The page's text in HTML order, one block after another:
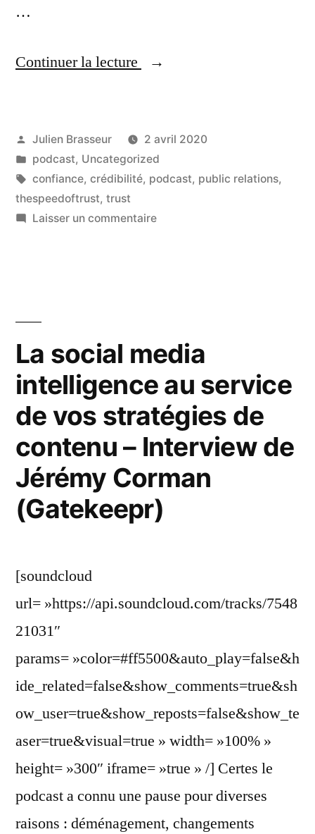
…
Continuer la lecture
« Comment
développer
votre
? »
Publié
par
Julien Brasseur
2 avril 2020
Publié
dans
podcast, Uncategorized
Étiquettes :
confiance, crédibilité, podcast, public relations,
thespeedoftrust, trust
Laisser un commentairesur
?
La social media
intelligence au service
de vos stratégies de
contenu – Interview de
Jérémy Corman
(Gatekeepr)
[soundcloud
url= »https://api.soundcloud.com/tracks/7548
21031″
params= »color=#ff5500&auto_play=false&h
ide_related=false&show_comments=true&sh
ow_user=true&show_reposts=false&show_te
aser=true&visual=true » width= »100% »
height= »300″ iframe= »true » /] Certes le
podcast a connu une pause pour diverses
raisons : déménagement, changements